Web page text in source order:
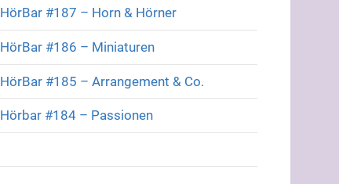
HörBar #187 – Horn & Hörner
HörBar #186 – Miniaturen
HörBar #185 – Arrangement & Co.
Hörbar #184 – Passionen